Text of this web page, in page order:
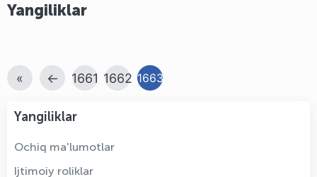
Yangiliklar
« ← 1661 1662 1663
Yangiliklar
Ochiq ma'lumotlar
Ijtimoiy roliklar